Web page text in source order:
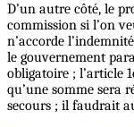
D’un autre côté, le
commission si l’on
n’accorde
le gouvernement
obligatoire ; l’article
qu’une somme sera
secours ; il faudrait